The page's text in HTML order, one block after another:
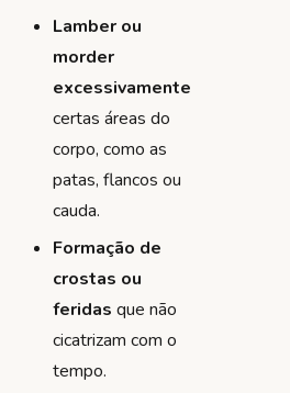
Lamber ou
morder
excessivamente
certas áreas do
corpo, como as
patas, flancos ou
cauda.
Formação de
crostas ou
feridas que não
cicatrizam com o
tempo.